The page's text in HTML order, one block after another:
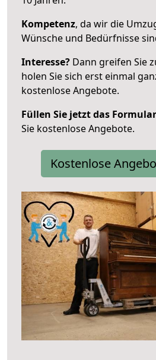
Kompetenz, da wir die
Wünsche und Bedürfnisse
Interesse? Dann greifen Sie
holen Sie sich erst einmal
kostenlose Angebote.
Füllen Sie jetzt das
Sie kostenlose Angebote.
Kostenlose